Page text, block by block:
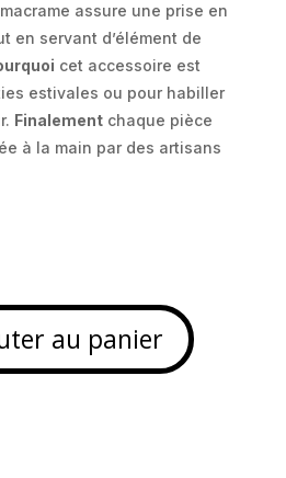
assure une prise en
en servant d’élément de
cet accessoire est
estivales ou pour habiller
Finalementchaque pièce
à la main par des artisans
au panier